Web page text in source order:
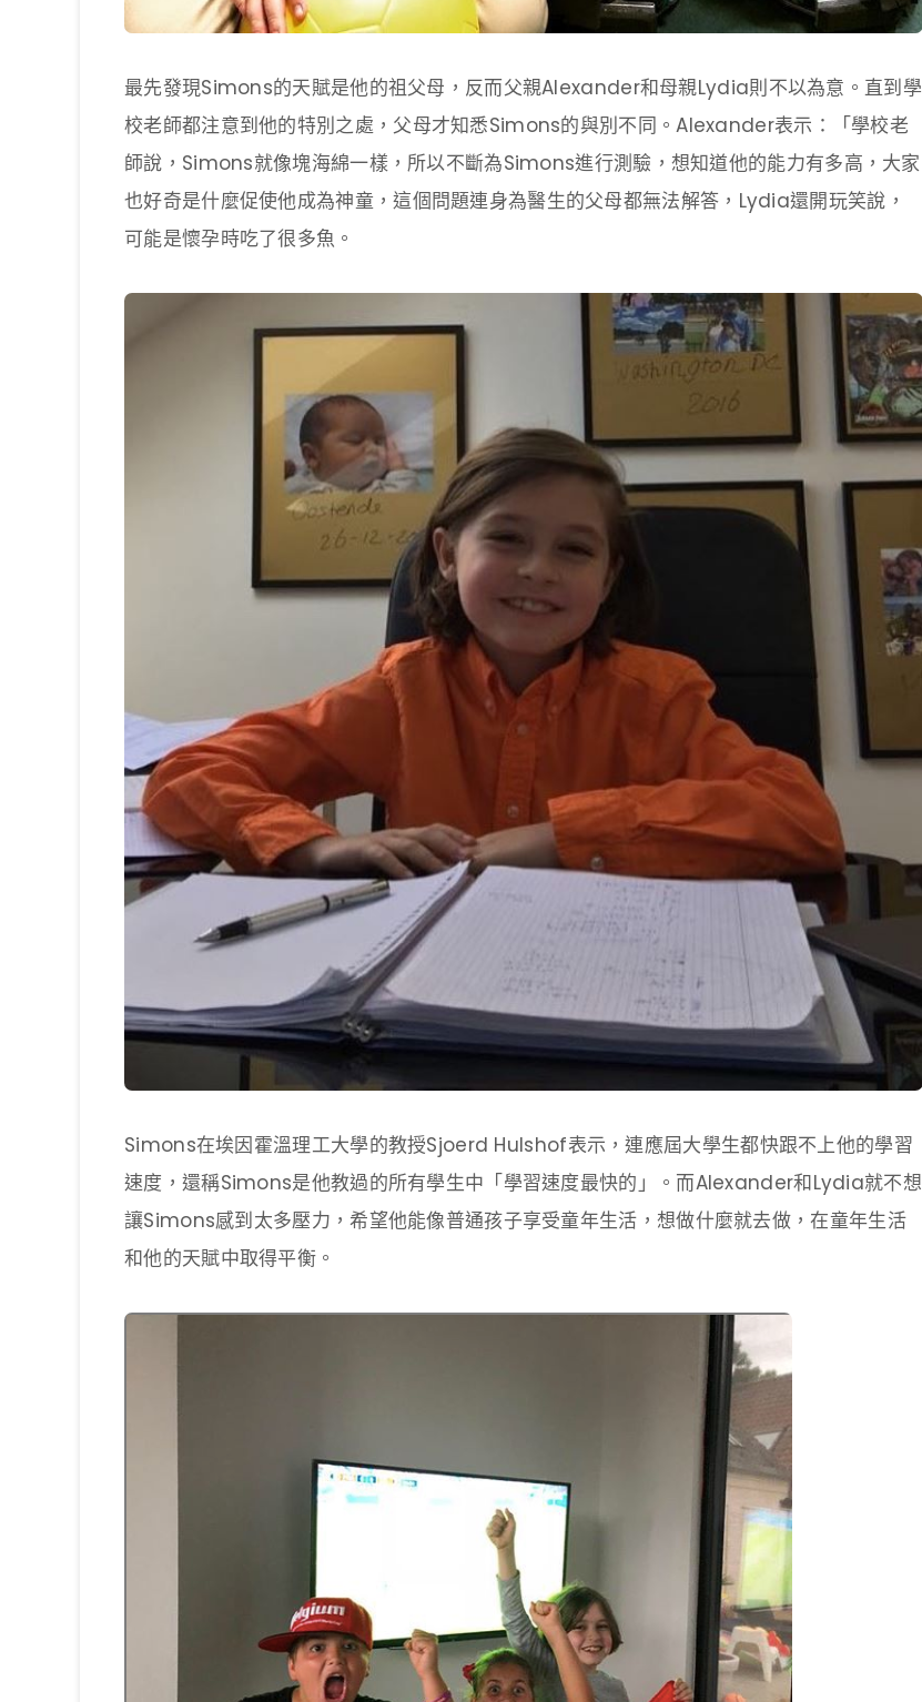
最先發現Simons的天賦是他的祖父母，反而父親Alexander和母親Lydia則不以為意。直到學
校老師都注意到他的特別之處，父母才知悉Simons的與別不同。Alexander表示：「學校老
師說，Simons就像塊海綿一樣，所以不斷為Simons進行測驗，想知道他的能力有多高，大家
也好奇是什麼促使他成為神童，這個問題連身為醫生的父母都無法解答，Lydia還開玩笑說，
可能是懷孕時吃了很多魚。
Simons在埃因霍溫理工大學的教授Sjoerd Hulshof表示，連應屆大學生都快跟不上他的學習
速度，還稱Simons是他教過的所有學生中「學習速度最快的」。而Alexander和Lydia就不想
讓Simons感到太多壓力，希望他能像普通孩子享受童年生活，想做什麼就去做，在童年生活
和他的天賦中取得平衡。